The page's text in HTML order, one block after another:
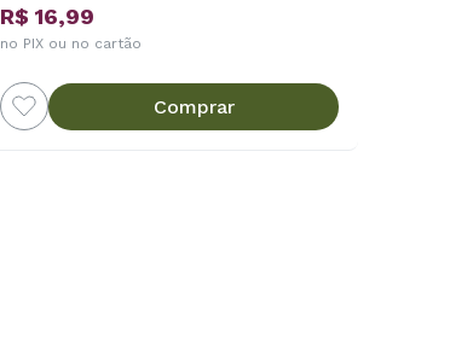
R$ 16,99
no PIX ou no cartão
Comprar